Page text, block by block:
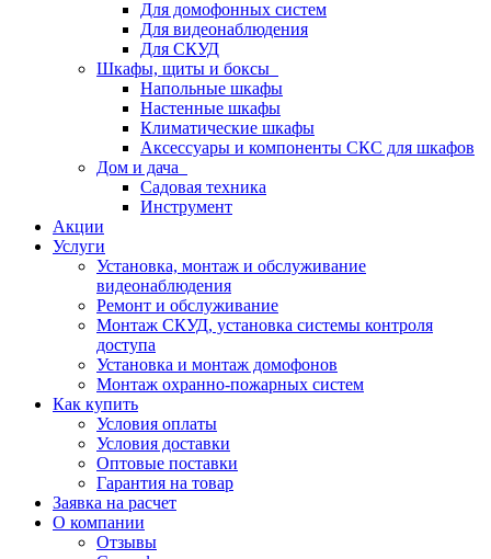
Для домофонных систем
Для видеонаблюдения
Для СКУД
Шкафы, щиты и боксы
Напольные шкафы
Настенные шкафы
Климатические шкафы
Аксессуары и компоненты СКС для шкафов
Дом и дача
Садовая техника
Инструмент
Акции
Услуги
Установка, монтаж и обслуживание
видеонаблюдения
Ремонт и обслуживание
Монтаж СКУД, установка системы контроля
доступа
Установка и монтаж домофонов
Монтаж охранно-пожарных систем
Как купить
Условия оплаты
Условия доставки
Оптовые поставки
Гарантия на товар
Заявка на расчет
О компании
Отзывы